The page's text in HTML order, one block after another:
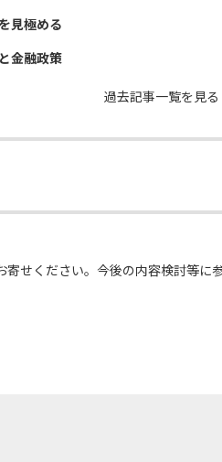
見極める
金融政策
過去記事一覧を見る
せください。今後の内容検討等に